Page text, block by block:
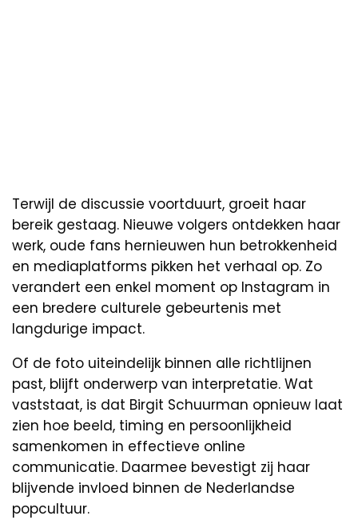
Terwijl de discussie voortduurt, groeit haar
bereik gestaag. Nieuwe volgers ontdekken haar
werk, oude fans hernieuwen hun betrokkenheid
en mediaplatforms pikken het verhaal op. Zo
verandert een enkel moment op Instagram in
een bredere culturele gebeurtenis met
langdurige impact.
Of de foto uiteindelijk binnen alle richtlijnen
past, blijft onderwerp van interpretatie. Wat
vaststaat, is dat Birgit Schuurman opnieuw laat
zien hoe beeld, timing en persoonlijkheid
samenkomen in effectieve online
communicatie. Daarmee bevestigt zij haar
blijvende invloed binnen de Nederlandse
popcultuur.